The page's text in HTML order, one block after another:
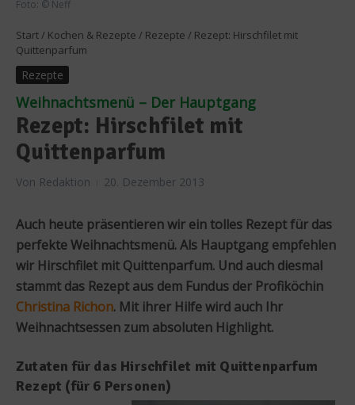
Foto: © Neff
Start / Kochen & Rezepte / Rezepte / Rezept: Hirschfilet mit
Quittenparfum
Rezepte
Weihnachtsmenü – Der Hauptgang
Rezept: Hirschfilet mit
Quittenparfum
Von Redaktion 20. Dezember 2013
Auch heute präsentieren wir ein tolles Rezept für das
perfekte Weihnachtsmenü. Als Hauptgang empfehlen
wir Hirschfilet mit Quittenparfum. Und auch diesmal
stammt das Rezept aus dem Fundus der Profiköchin
Christina Richon. Mit ihrer Hilfe wird auch Ihr
Weihnachtsessen zum absoluten Highlight.
Zutaten für das Hirschfilet mit Quittenparfum
Rezept (für 6 Personen)